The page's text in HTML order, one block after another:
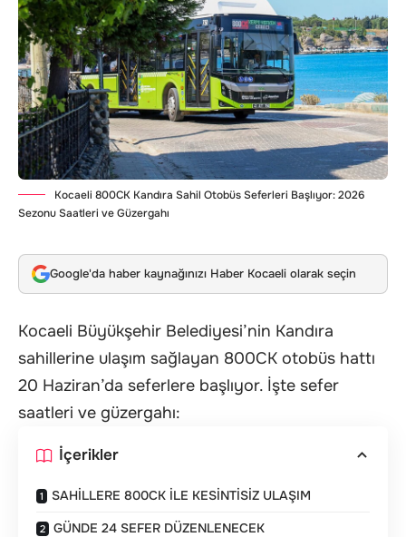
Kocaeli 800CK Kandıra Sahil Otobüs Seferleri Başlıyor: 2026
Sezonu Saatleri ve Güzergahı
Google'da haber kaynağınızı Haber Kocaeli olarak seçin
Kocaeli Büyükşehir Belediyesi’nin Kandıra
sahillerine ulaşım sağlayan 800CK otobüs hattı
20 Haziran’da seferlere başlıyor. İşte sefer
saatleri ve güzergahı:
İçerikler
SAHİLLERE 800CK İLE KESİNTİSİZ ULAŞIM
GÜNDE 24 SEFER DÜZENLENECEK